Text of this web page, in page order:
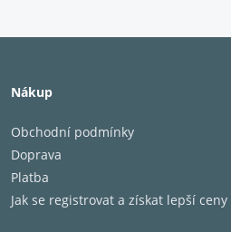
Nákup
Obchodní podmínky
Doprava
Platba
Jak se registrovat a získat lepší ceny